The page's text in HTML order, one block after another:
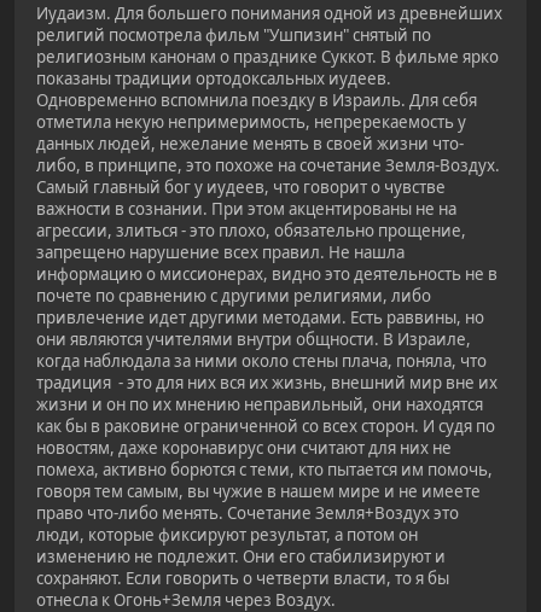
Иудаизм. Для большего понимания одной из древнейших
религий посмотрела фильм "Ушпизин" снятый по
религиозным канонам о празднике Суккот. В фильме ярко
показаны традиции ортодоксальных иудеев.
Одновременно вспомнила поездку в Израиль. Для себя
отметила некую непримеримость, непререкаемость у
данных людей, нежелание менять в своей жизни что-
либо, в принципе, это похоже на сочетание Земля-Воздух.
Самый главный бог у иудеев, что говорит о чувстве
важности в сознании. При этом акцентированы не на
агрессии, злиться - это плохо, обязательно прощение,
запрещено нарушение всех правил. Не нашла
информацию о миссионерах, видно это деятельность не в
почете по сравнению с другими религиями, либо
привлечение идет другими методами. Есть раввины, но
они являются учителями внутри общности. В Израиле,
когда наблюдала за ними около стены плача, поняла, что
традиция - это для них вся их жизнь, внешний мир вне их
жизни и он по их мнению неправильный, они находятся
как бы в раковине ограниченной со всех сторон. И судя по
новостям, даже коронавирус они считают для них не
помеха, активно борются с теми, кто пытается им помочь,
говоря тем самым, вы чужие в нашем мире и не имеете
право что-либо менять. Сочетание Земля+Воздух это
люди, которые фиксируют результат, а потом он
изменению не подлежит. Они его стабилизируют и
сохраняют. Если говорить о четверти власти, то я бы
отнесла к Огонь+Земля через Воздух.